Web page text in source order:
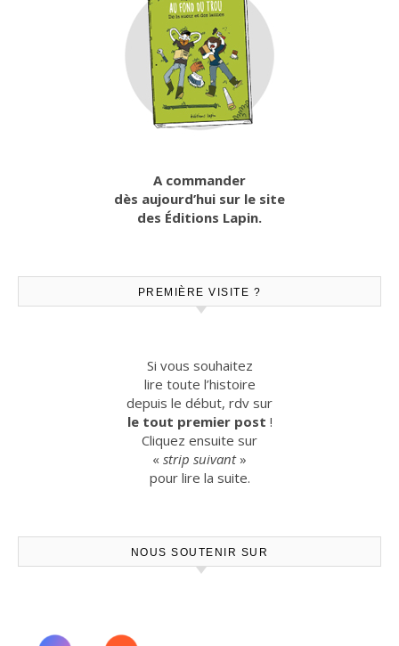
A commander
dès aujourd’hui sur le site
des Éditions Lapin.
PREMIÈRE VISITE ?
Si vous souhaitez
lire toute l’histoire
depuis le début, rdv sur
le tout premier post !
Cliquez ensuite sur
« strip suivant»
pour lire la suite.
NOUS SOUTENIR SUR